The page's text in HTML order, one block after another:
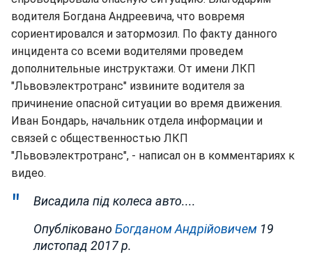
водителя Богдана Андреевича, что вовремя
сориентировался и затормозил. По факту данного
инцидента со всеми водителями проведем
дополнительные инструктажи. От имени ЛКП
"Львовэлектротранс" извините водителя за
причинение опасной ситуации во время движения.
Иван Бондарь, начальник отдела информации и
связей с общественностью ЛКП
"Львовэлектротранс", - написал он в комментариях к
видео.
Висадила під колеса авто....
ОпублікованоБогданом Андрійовичем 19
листопад 2017 р.